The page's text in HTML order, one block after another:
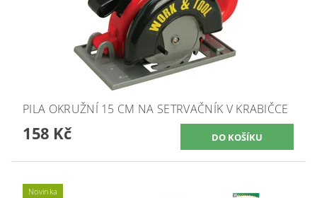
PILA OKRUŽNÍ 15 CM NA SETRVAČNÍK V KRABIČCE
158 Kč
Novinka